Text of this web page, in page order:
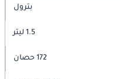
بترول
1.5 ليتر
172 حصان